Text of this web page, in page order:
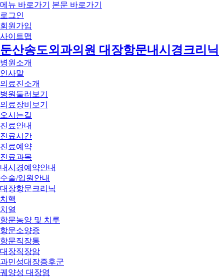
메뉴 바로가기
본문 바로가기
로그인
회원가입
사이트맵
둔산송도외과의원 대장항문내시경크리닉
병원소개
인사말
의료진소개
병원둘러보기
의료장비보기
오시는길
진료안내
진료시간
진료예약
진료과목
내시경예약안내
수술/입원안내
대장항문크리닉
치핵
치열
항문농양 및 치루
항문소양증
항문직장통
대장직장암
과민성대장증후군
궤양성 대장염